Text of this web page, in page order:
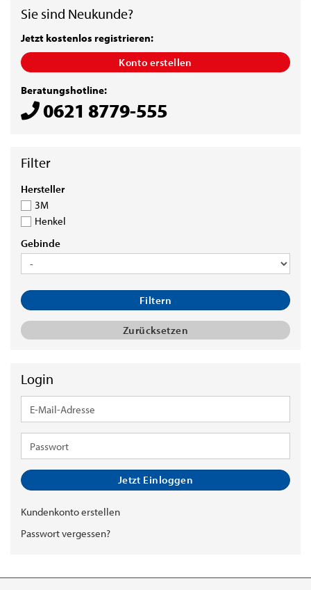
Sie sind Neukunde?
Jetzt kostenlos registrieren:
Konto erstellen
Beratungshotline:
0621 8779-555
HERSTELLER
Hersteller
3M
Henkel
GEBINDE
Gebinde
Filtern
Zurücksetzen
Login
E-
Mail-
Passwort
Jetzt Einloggen
Kundenkonto erstellen
Passwort vergessen?